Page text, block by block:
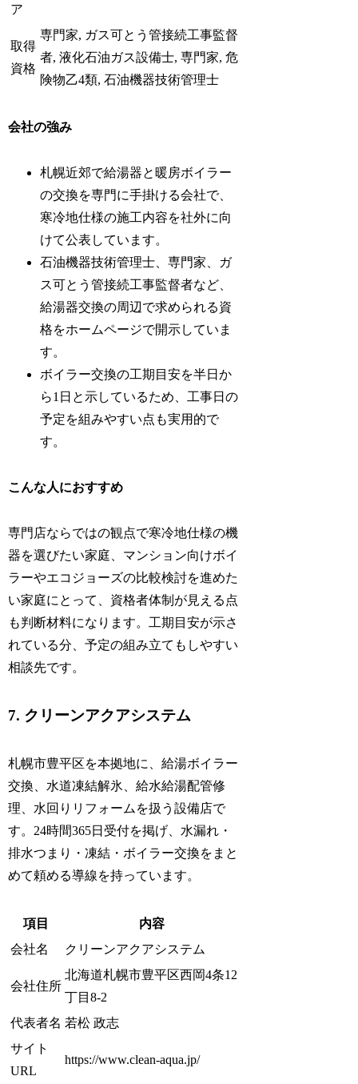
ア
取得
資格
専門家, ガス可とう管接続工事監督
者, 液化石油ガス設備士, 専門家, 危
険物乙4類, 石油機器技術管理士
会社の強み
札幌近郊で給湯器と暖房ボイラー
の交換を専門に手掛ける会社で、
寒冷地仕様の施工内容を社外に向
けて公表しています。
石油機器技術管理士、専門家、ガ
ス可とう管接続工事監督者など、
給湯器交換の周辺で求められる資
格をホームページで開示していま
す。
ボイラー交換の工期目安を半日か
ら1日と示しているため、工事日の
予定を組みやすい点も実用的で
す。
こんな人におすすめ
専門店ならではの観点で寒冷地仕様の機
器を選びたい家庭、マンション向けボイ
ラーやエコジョーズの比較検討を進めた
い家庭にとって、資格者体制が見える点
も判断材料になります。工期目安が示さ
れている分、予定の組み立てもしやすい
相談先です。
7. クリーンアクアシステム
札幌市豊平区を本拠地に、給湯ボイラー
交換、水道凍結解氷、給水給湯配管修
理、水回りリフォームを扱う設備店で
す。24時間365日受付を掲げ、水漏れ・
排水つまり・凍結・ボイラー交換をまと
めて頼める導線を持っています。
項目
内容
会社名
クリーンアクアシステム
会社住所
北海道札幌市豊平区西岡4条12
丁目8-2
代表者名 若松 政志
サイト
URL
https://www.clean-aqua.jp/